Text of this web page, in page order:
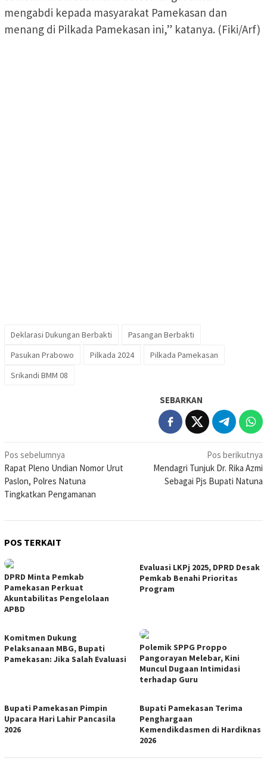
mengabdi kepada masyarakat Pamekasan dan
menang di Pilkada Pamekasan ini,” katanya. (Fiki/Arf)
Deklarasi Dukungan Berbakti
Pasangan Berbakti
Pasukan Prabowo
Pilkada 2024
Pilkada Pamekasan
Srikandi BMM 08
SEBARKAN
Navigasi
pos
Pos sebelumnya
Rapat Pleno Undian Nomor Urut
Paslon, Polres Natuna
Tingkatkan Pengamanan
Pos berikutnya
Mendagri Tunjuk Dr. Rika Azmi
Sebagai Pjs Bupati Natuna
POS TERKAIT
DPRD Minta Pemkab
Pamekasan Perkuat
Akuntabilitas Pengelolaan
APBD
Evaluasi LKPj 2025, DPRD Desak
Pemkab Benahi Prioritas
Program
Komitmen Dukung
Pelaksanaan MBG, Bupati
Pamekasan: Jika Salah Evaluasi
Polemik SPPG Proppo
Pangorayan Melebar, Kini
Muncul Dugaan Intimidasi
terhadap Guru
Bupati Pamekasan Pimpin
Upacara Hari Lahir Pancasila
2026
Bupati Pamekasan Terima
Penghargaan
Kemendikdasmen di Hardiknas
2026